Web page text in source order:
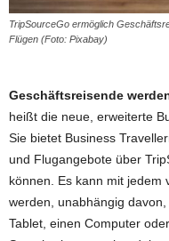
TripSourceGo ermöglich
Flügen (Foto: Pixabay)
Geschäftsreisende
heißt die neue, erweiterte
Sie bietet Business
und Flugangebote über
können. Es kann mit jedem
werden, unabhängig
Tablet, einen Computer